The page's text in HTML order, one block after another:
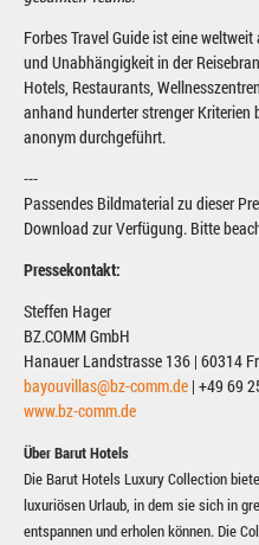
Forbes Travel Guide ist eine
und Unabhängigkeit in der
Hotels, Restaurants,
anhand hunderter strenger Kriterien
anonym durchgeführt.
---
Passendes Bildmaterial zu dieser
Download zur Verfügung. Bitte
Pressekontakt:
Steffen Hager
BZ.COMM GmbH
Hanauer Landstrasse 136 | 60314
bayouvillas@bz-comm.de | +49 69
www.bz-comm.de
Über Barut Hotels
Die Barut Hotels Luxury Collection
luxuriösen Urlaub, in dem sie sich in
entspannen und erholen können. Die